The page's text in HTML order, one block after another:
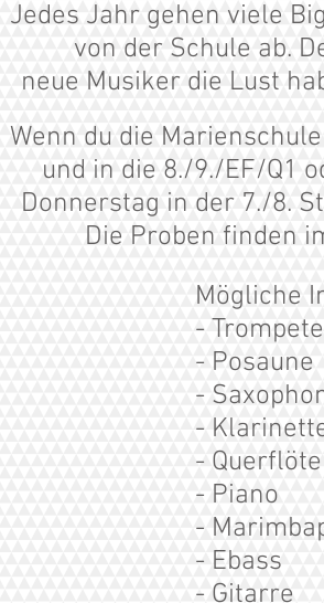
Jedes Jahr gehen viele
von der Schule ab.
neue Musiker die Lust
Wenn du die
und in die 8./9./EF/Q1
Donnerstag in der 7./8.
Die Proben finden
Mögliche
- Trompete
- Posaune
-
-
- Querflöte
- Piano
-
- Ebass
- Gitarre